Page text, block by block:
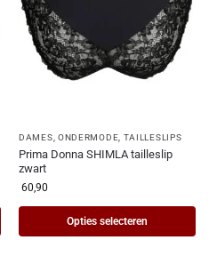
DAMES, ONDERMODE, TAILLESLIPS
Prima Donna SHIMLA tailleslip
zwart
60,90
Opties selecteren